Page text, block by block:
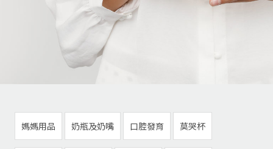
媽媽用品 奶瓶及奶嘴 口腔發育 莫哭杯